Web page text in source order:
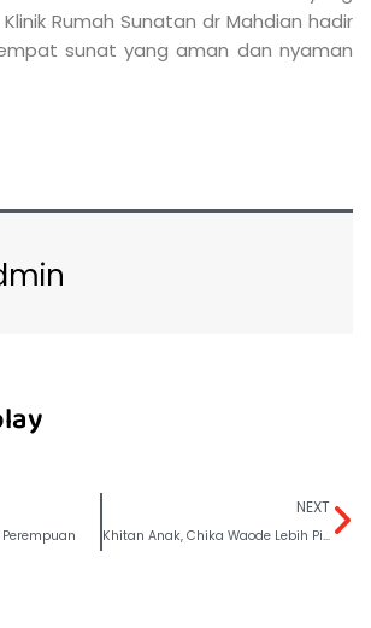
Rumah Sunatan dr Mahdian hadir
sunat yang aman dan nyaman
NEXT
Khitan Anak, Chika Waode Lebih Pilih di Rumah Karenan Nyaman